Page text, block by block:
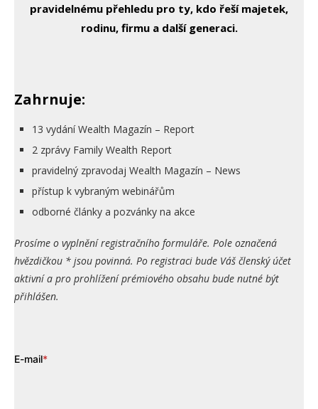
pravidelnému přehledu pro ty, kdo řeší majetek,
rodinu, firmu a další generaci.
Zahrnuje:
13 vydání Wealth Magazín – Report
2 zprávy Family Wealth Report
pravidelný zpravodaj Wealth Magazín – News
přístup k vybraným webinářům
odborné články a pozvánky na akce
Prosíme o vyplnění registračního formuláře. Pole označená
hvězdičkou * jsou povinná. Po registraci bude Váš členský účet
aktivní a pro prohlížení prémiového obsahu bude nutné být
přihlášen.
E-mail*